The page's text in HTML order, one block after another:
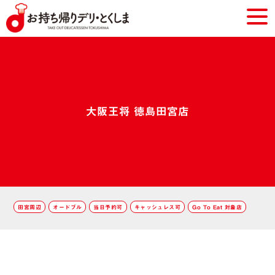
大阪王将 徳島田宮店
田宮周辺 オードブル 当日予約可 キャッシュレス可 Go To Eat 対象店